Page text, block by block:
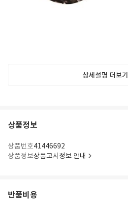
상세설명 더보기
상품정보
상품번호41446692
상품정보상품고시정보 안내
반품비용